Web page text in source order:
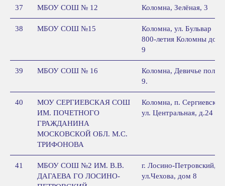
37 МБОУ СОШ № 12 Коломна, Зелёная, 3
38 МБОУ СОШ №15
Коломна, ул. Бульвар
800-летия Коломны дом
9
39 МБОУ СОШ № 16
Коломна, Девичье поле,
9.
40
МОУ СЕРГИЕВСКАЯ СОШ
ИМ. ПОЧЕТНОГО
ГРАЖДАНИНА
МОСКОВСКОЙ ОБЛ. М.С.
ТРИФОНОВА
Коломна, п.
ул. Центральная, д.24
41
МБОУ СОШ №2 ИМ. В.В.
ДАГАЕВА ГО ЛОСИНО-
г. Лосино-Петровский,
ул.Чехова, дом 8